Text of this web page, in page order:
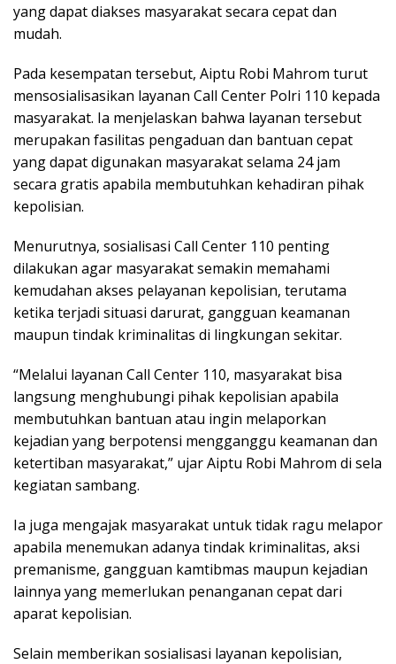
yang dapat diakses masyarakat secara cepat dan
mudah.
Pada kesempatan tersebut, Aiptu Robi Mahrom turut
mensosialisasikan layanan Call Center Polri 110 kepada
masyarakat. Ia menjelaskan bahwa layanan tersebut
merupakan fasilitas pengaduan dan bantuan cepat
yang dapat digunakan masyarakat selama 24 jam
secara gratis apabila membutuhkan kehadiran pihak
kepolisian.
Menurutnya, sosialisasi Call Center 110 penting
dilakukan agar masyarakat semakin memahami
kemudahan akses pelayanan kepolisian, terutama
ketika terjadi situasi darurat, gangguan keamanan
maupun tindak kriminalitas di lingkungan sekitar.
“Melalui layanan Call Center 110, masyarakat bisa
langsung menghubungi pihak kepolisian apabila
membutuhkan bantuan atau ingin melaporkan
kejadian yang berpotensi mengganggu keamanan dan
ketertiban masyarakat,” ujar Aiptu Robi Mahrom di sela
kegiatan sambang.
Ia juga mengajak masyarakat untuk tidak ragu melapor
apabila menemukan adanya tindak kriminalitas, aksi
premanisme, gangguan kamtibmas maupun kejadian
lainnya yang memerlukan penanganan cepat dari
aparat kepolisian.
Selain memberikan sosialisasi layanan kepolisian,